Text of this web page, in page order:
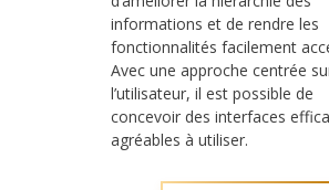
informations et de rendre les
fonctionnalités facilement
Avec une approche centrée
l’utilisateur, il est possible de
concevoir des interfaces
agréables à utiliser.